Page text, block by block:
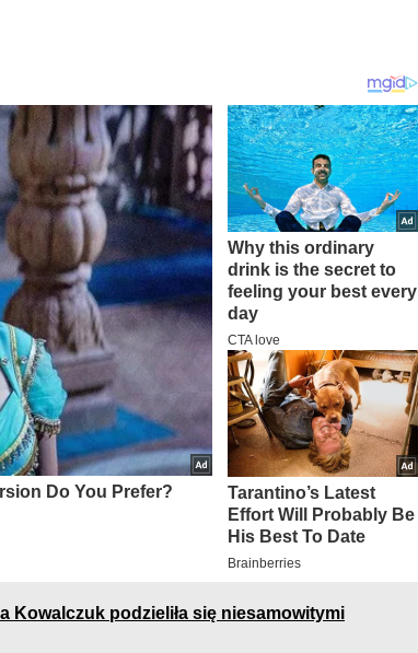
Kowalczuk podzieliła się niesamowitymi